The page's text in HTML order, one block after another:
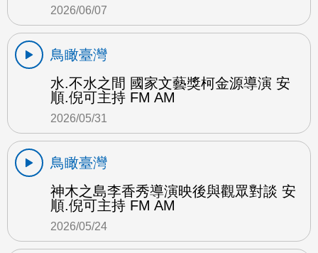
2026/06/07
鳥瞰臺灣
水.不水之間 國家文藝獎柯金源導演 安
順.倪可主持 FM AM
2026/05/31
鳥瞰臺灣
神木之島李香秀導演映後與觀眾對談 安
順.倪可主持 FM AM
2026/05/24